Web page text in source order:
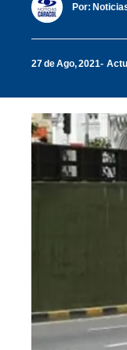
Por:
27 de Ago, 2021